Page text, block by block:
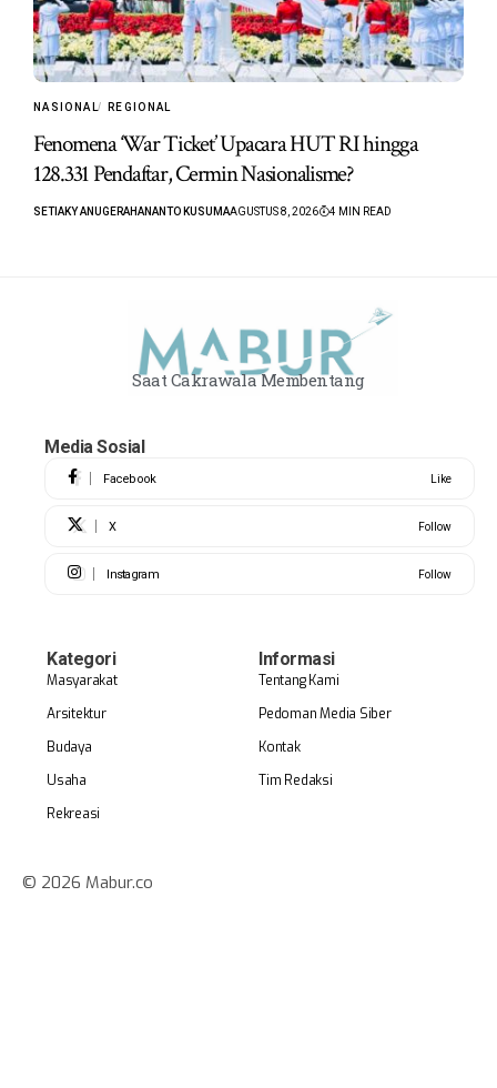
NASIONAL REGIONAL
Fenomena ‘War Ticket’ Upacara HUT RI hingga
128.331 Pendaftar, Cermin Nasionalisme?
SETIAKY ANUGERAHANANTO KUSUMAAGUSTUS 8, 2026 4 MIN READ
Saat Cakrawala Membentang
Media Sosial
Facebook Like
X Follow
Instagram Follow
Kategori
Masyarakat
Arsitektur
Budaya
Usaha
Rekreasi
Informasi
Tentang Kami
Pedoman Media Siber
Kontak
Tim Redaksi
© 2026 Mabur.co